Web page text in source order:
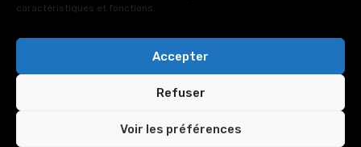
caractéristiques et fonctions.
Accepter
Refuser
Voir les préférences
Politiques de confidentialité